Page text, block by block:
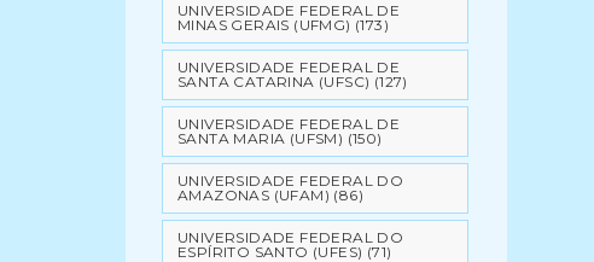
UNIVERSIDADE FEDERAL DE
MINAS GERAIS (UFMG) (173)
UNIVERSIDADE FEDERAL DE
SANTA CATARINA (UFSC) (127)
UNIVERSIDADE FEDERAL DE
SANTA MARIA (UFSM) (150)
UNIVERSIDADE FEDERAL DO
AMAZONAS (UFAM) (86)
UNIVERSIDADE FEDERAL DO
ESPÍRITO SANTO (UFES) (71)